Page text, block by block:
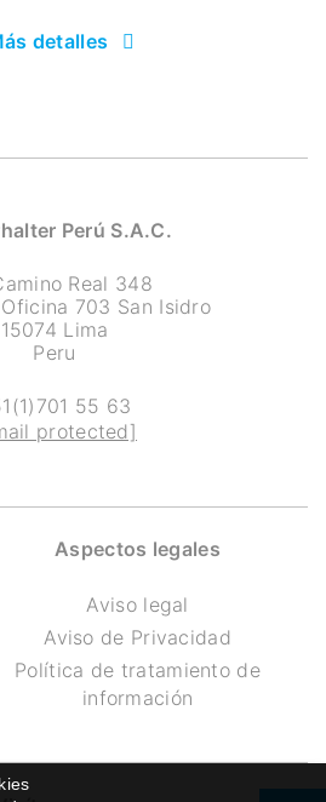
detalles
Perú S.A.C.
Real 348
703 San Isidro
15074 Lima
Peru
55 63
protected]
Aspectos legales
Aviso legal
Aviso de Privacidad
Política de tratamiento de
información